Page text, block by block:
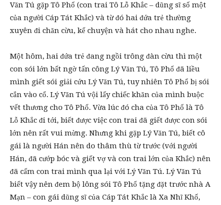
Văn Tú gặp Tô Phổ (con trai Tô Lỗ Khắc – dũng sĩ số một
của người Cáp Tát Khắc) và từ đó hai đứa trẻ thường
xuyên đi chăn cừu, kể chuyện và hát cho nhau nghe.
Một hôm, hai đứa trẻ đang ngồi trông đàn cừu thì một
con sói lớn bất ngờ tấn công Lý Văn Tú, Tô Phổ đã liều
mình giết sói giải cứu Lý Văn Tú, tuy nhiên Tô Phổ bị sói
cắn vào cổ. Lý Văn Tú vội lấy chiếc khăn của mình buộc
vết thương cho Tô Phổ. Vừa lúc đó cha của Tô Phổ là Tô
Lỗ Khắc đi tới, biết được việc con trai đã giết được con sói
lớn nên rất vui mừng. Nhưng khi gặp Lý Văn Tú, biết cô
gái là người Hán nên do thâm thù từ trước (với người
Hán, đã cướp bóc và giết vợ và con trai lớn của Khắc) nên
đã cấm con trai mình qua lại với Lý Văn Tú. Lý Văn Tú
biết vậy nên đem bộ lông sói Tô Phổ tặng đặt trước nhà A
Mạn – con gái dũng sĩ của Cáp Tát Khắc là Xa Nhĩ Khố,